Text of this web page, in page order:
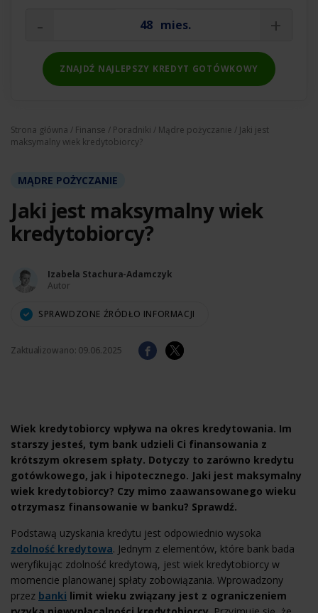
- mies. +
ZNAJDŹ NAJLEPSZY KREDYT GOTÓWKOWY
Strona główna / Finanse / Poradniki / Mądre pożyczanie / Jaki jest
maksymalny wiek kredytobiorcy?
MĄDRE POŻYCZANIE
Jaki jest maksymalny wiek
kredytobiorcy?
Izabela Stachura-Adamczyk
Autor
SPRAWDZONE ŹRÓDŁO INFORMACJI
Zaktualizowano: 09.06.2025
Wiek kredytobiorcy wpływa na okres kredytowania. Im
starszy jesteś, tym bank udzieli Ci finansowania z
krótszym okresem spłaty. Dotyczy to zarówno kredytu
gotówkowego, jak i hipotecznego. Jaki jest maksymalny
wiek kredytobiorcy? Czy mimo zaawansowanego wieku
otrzymasz finansowanie w banku? Sprawdź.
Podstawą uzyskania kredytu jest odpowiednio wysoka
zdolność kredytowa. Jednym z elementów, które bank bada
weryfikując zdolność kredytową, jest wiek kredytobiorcy w
momencie planowanej spłaty zobowiązania. Wprowadzony
przez banki limit wieku związany jest z ograniczeniem